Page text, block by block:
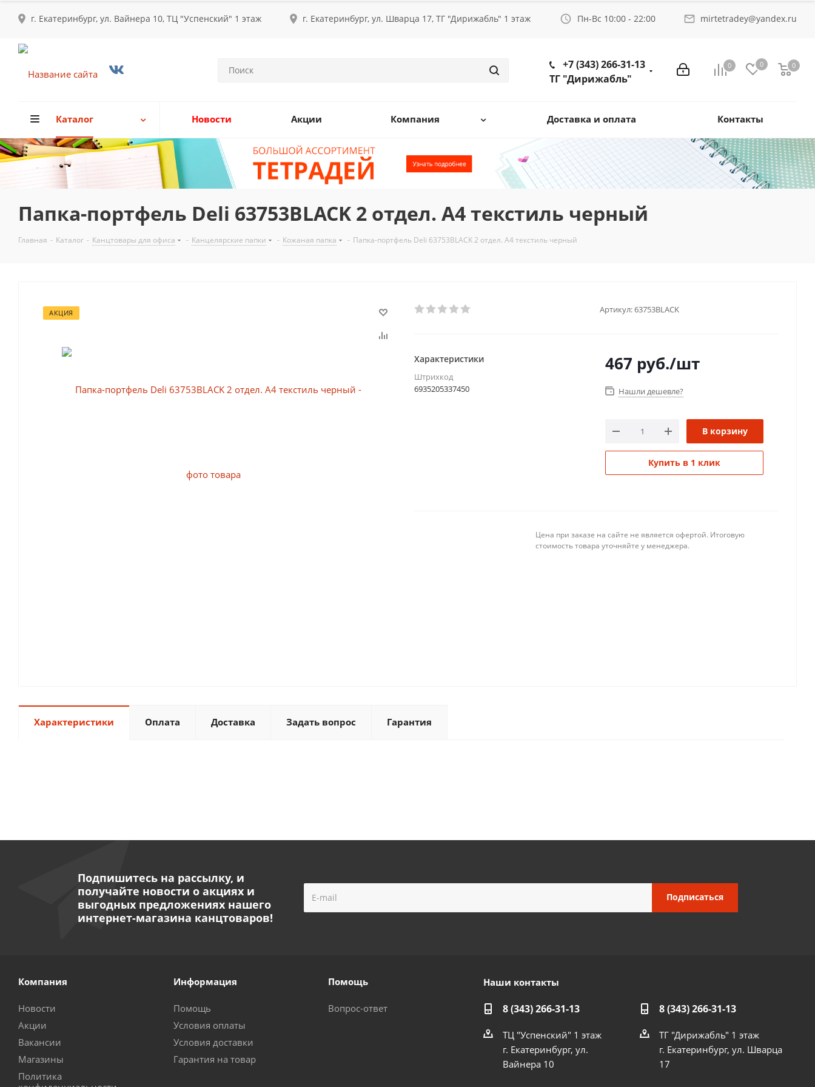
г. Екатеринбург, ул. Вайнера 10, ТЦ "Успенский" 1 этаж г. Екатеринбург, ул. Шварца 17, ТГ "Дирижабль" 1 этаж Пн-Вс 10:00 - 22:00 mirtetradey@yandex.ru
0 0 0
+7 (343) 266-31-13
ТГ "Дирижабль"
Каталог Новости Акции Компания Доставка и оплата Контакты
Папка-портфель Deli 63753BLACK 2 отдел. A4 текстиль черный
Главная - Каталог - Канцтовары для офиса - Канцелярские папки - Кожаная папка - Папка-портфель Deli 63753BLACK 2 отдел. A4 текстиль черный
АКЦИЯ Артикул:63753BLACK
Характеристики
Штрихкод
6935205337450
467 руб./шт
Нашли дешевле?
В корзину
Купить в 1 клик
Цена при заказе на сайте не является офертой. Итоговую
стоимость товара уточняйте у менеджера.
Характеристики Оплата Доставка Задать вопрос Гарантия
Подпишитесь на рассылку, и
получайте новости о акциях и
выгодных предложениях нашего
интернет-магазина канцтоваров!
Компания
Новости
Акции
Вакансии
Магазины
Политика
Информация
Помощь
Условия оплаты
Условия доставки
Гарантия на товар
Помощь
Вопрос-ответ
Наши контакты
8 (343) 266-31-13
ТЦ "Успенский" 1 этаж
г. Екатеринбург, ул.
Вайнера 10
8 (343) 266-31-13
ТГ "Дирижабль" 1 этаж
г. Екатеринбург, ул. Шварца
17